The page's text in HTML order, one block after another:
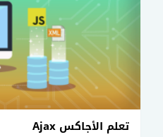
تعلم الأجاكس Ajax